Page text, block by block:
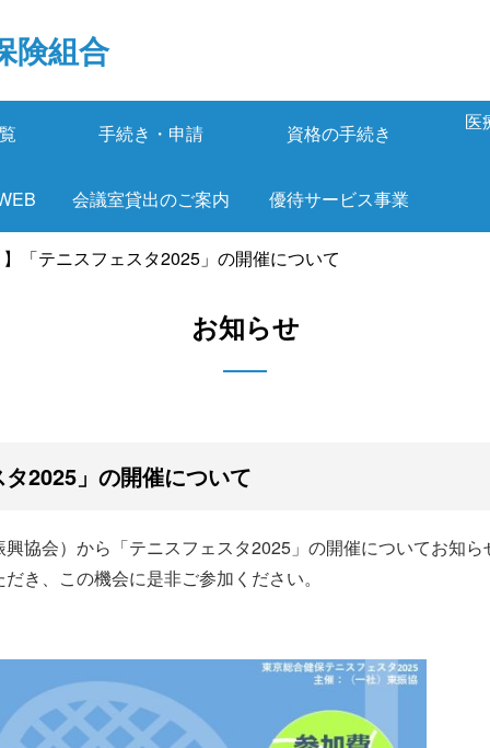
険組合
手続き・申請 資格の手続き
医
会議室貸出のご案内 優待サービス事業
】「テニスフェスタ2025」の開催について
お知らせ
タ2025」の開催について
協会）から「テニスフェスタ2025」の開催についてお知ら
き、この機会に是非ご参加ください。